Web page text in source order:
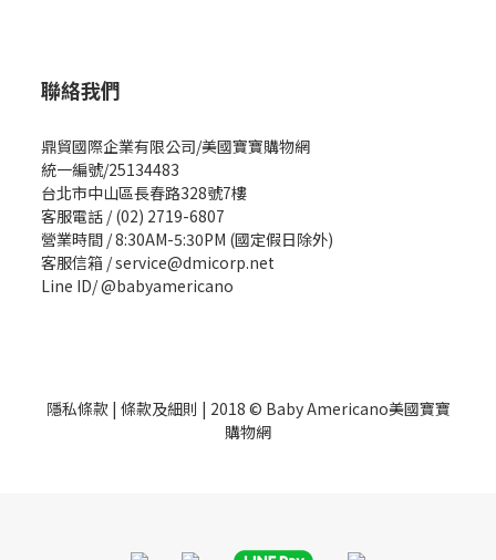
聯絡我們
鼎貿國際企業有限公司/美國寶寶購物網
統一編號/25134483
台北市中山區長春路328號7樓
客服電話 / (02) 2719-6807
營業時間 / 8:30AM-5:30PM (國定假日除外)
客服信箱 / service@dmicorp.net
Line ID/ @babyamericano
隱私條款| 條款及細則 | 2018 © Baby Americano美國寶寶
購物網